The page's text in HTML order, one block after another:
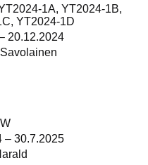
1A, YT2024-1B,
YT2024-1D
20.12.2024
– 30.7.2025